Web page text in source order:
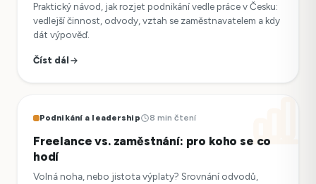
Praktický návod, jak rozjet podnikání vedle práce v Česku:
vedlejší činnost, odvody, vztah se zaměstnavatelem a kdy
dát výpověď.
Číst dál
Podnikání a leadership 8 min čtení
Freelance vs. zaměstnání: pro koho se co
hodí
Volná noha, nebo jistota výplaty? Srovnání odvodů,